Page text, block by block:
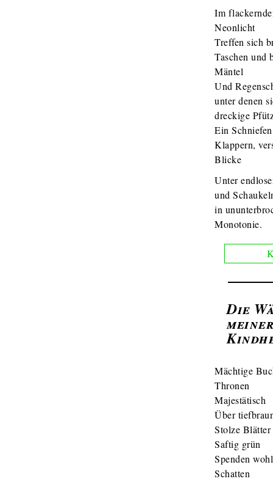
Im
Neonlicht
Treffen sich
Taschen und
Mäntel
Und
unter denen
dreckige
Ein
Klappern,
Blicke
Unter
und
in
Monotonie.
Die
Mächtige
Thronen
Majestätisch
Über
Stolze Blätter
Saftig grün
Spenden
Schatten